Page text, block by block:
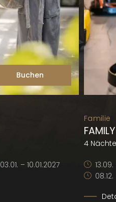
Buchen
03.01. – 10.01.2027
Familie
4 Nächte